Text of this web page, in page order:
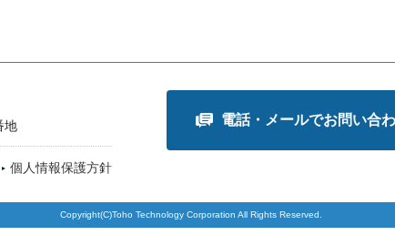
地
個人情報保護方針
電話・メールでお問い合
Copyright(C)Toho Technology Corporation All Rights Reserved.